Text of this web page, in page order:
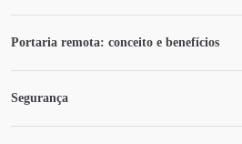
Portaria remota: conceito e benefícios
Segurança